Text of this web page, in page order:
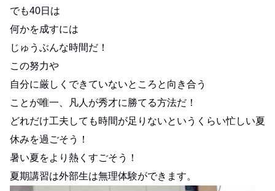
でも40日は
何かを成すには
じゅうぶんな時間だ！
この努力や
自分に厳しくできていないところと向き合う
ことが唯一、凡人が秀才に勝てる方法だ！
どれだけ工夫しても時間が足りないというくらい忙しい夏
休みを過ごそう！
暑い夏をより熱くすごそう！
夏期講習は外部生は無理体験ができます。